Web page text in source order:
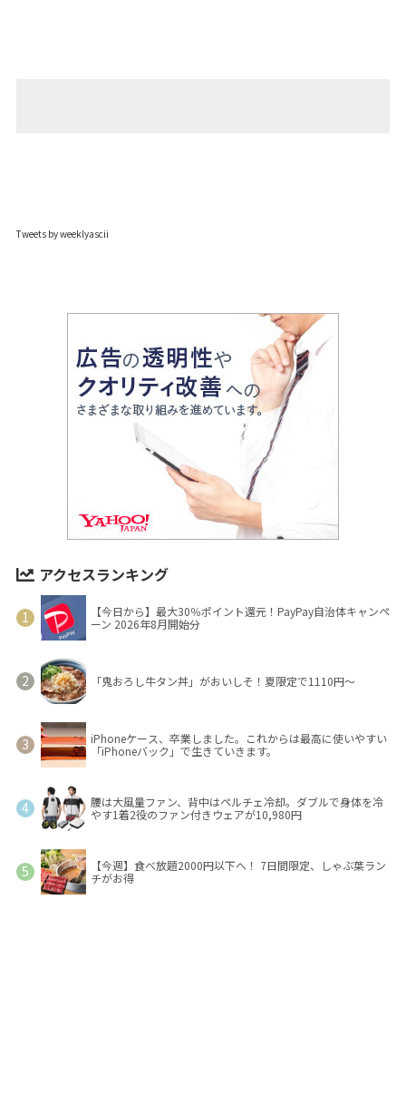
Tweets by weeklyascii
アクセスランキング
【今日から】最大30％ポイント還元！PayPay自治体キャンペ
ーン 2026年8月開始分
「鬼おろし牛タン丼」がおいしそ！夏限定で1110円～
iPhoneケース、卒業しました。これからは最高に使いやすい
「iPhoneバック」で生きていきます。
腰は大風量ファン、背中はペルチェ冷却。ダブルで身体を冷
やす1着2役のファン付きウェアが10,980円
【今週】食べ放題2000円以下へ！ 7日間限定、しゃぶ葉ラン
チがお得